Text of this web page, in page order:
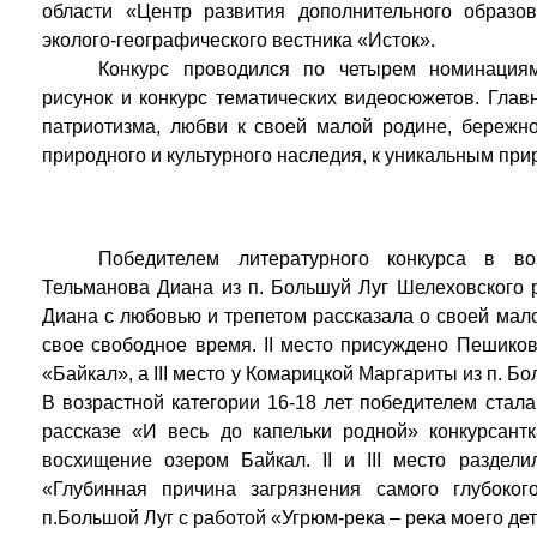
области «Центр развития дополнительного
эколого-географического вестника «Исток».
Конкурс проводился по четырем
рисунок и конкурс тематических видеосюжетов.
патриотизма, любви к своей малой родине,
природного и культурного наследия, к уникальным
Победителем литературного конкурса в
Тельманова Диана из п. Большуй Луг Шелеховского
Диана с любовью и трепетом рассказала о своей
свое свободное время.
II место присуждено
«Байкал», а III место у Комарицкой Маргариты из п.
В возрастной категории 16-18 лет победителем
рассказе «И весь до капельки родной»
восхищение озером Байкал. II и III место
«Глубинная причина загрязнения самого
п.Большой Луг с работой «Угрюм-река – река моего